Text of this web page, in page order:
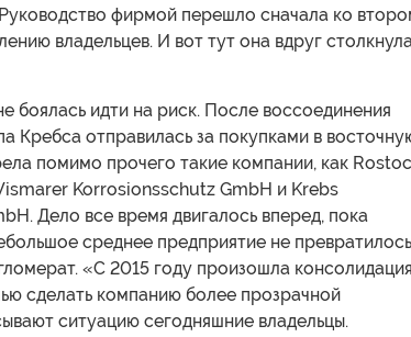
фирмой перешло сначала ко
владельцев. И вот тут она вдруг
боялась идти на риск. После воссоединения
Кребса отправилась за покупками в
помимо прочего такие компании, как
Korrosionsschutz GmbH и Krebs
Дело все время двигалось вперед, пока
среднее предприятие не превратилось
«С 2015 году произошла консолидация
сделать компанию более прозрачной
ситуацию сегодняшние владельцы.